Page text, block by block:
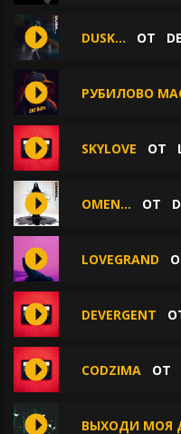
DUSK... ОТ
РУБИЛОВО
SKYLOVE ОТ
OMEN... ОТ
LOVEGRAND
DEVERGENT
CODZIMA ОТ
ВЫХОДИ МОЯ